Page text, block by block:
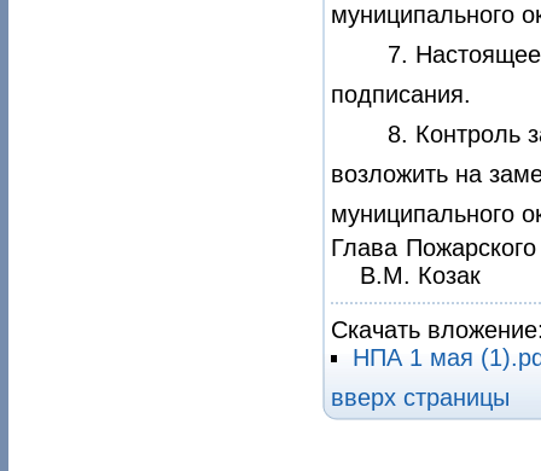
муниципального
7.
подписания.
8. Контроль
возложить на
муниципального
Глава
В.М. Козак
Скачать
НПА 1 мая
вверх страницы